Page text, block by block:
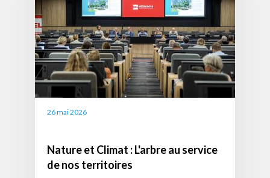
(332
x
225px)
26 mai 2026
Nature et Climat : L'arbre au service
de nos territoires